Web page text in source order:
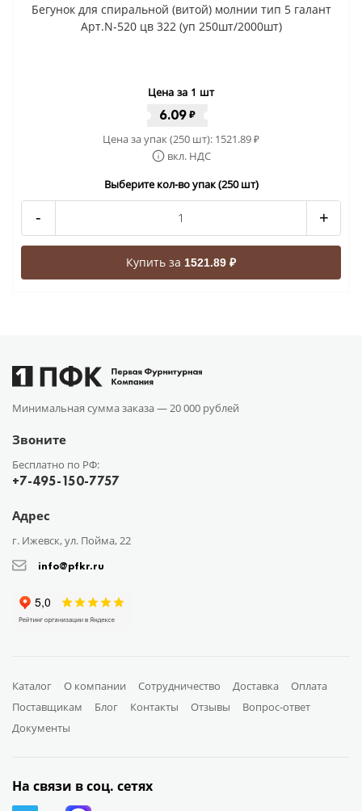
Бегунок для спиральной (витой) молнии тип 5 галант
Арт.N-520 цв 322 (уп 250шт/2000шт)
Цена за 1 шт
6.09 ₽
Цена за упак (250 шт): 1521.89₽
вкл. НДС
Выберите кол-во упак (250 шт)
- +
Купить за 1521.89 ₽
Минимальная сумма заказа — 20 000 рублей
Звоните
Бесплатно по РФ:
+7-495-150-7757
Адрес
г. Ижевск, ул. Пойма, 22
info@pfkr.ru
Каталог О компании Сотрудничество Доставка
Оплата
Поставщикам
Блог Контакты Отзывы
Вопрос-ответ
Документы
На связи в соц. сетях